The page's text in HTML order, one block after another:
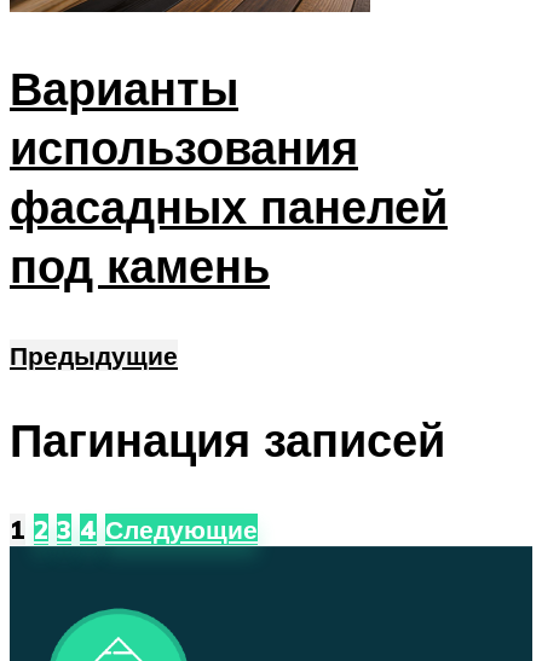
Варианты
использования
фасадных панелей
под камень
Предыдущие
Пагинация записей
1 2 3 4 Следующие